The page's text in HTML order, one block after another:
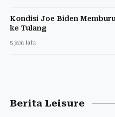
Kondisi Joe Biden
ke Tulang
5 jam lalu
Berita Leisure